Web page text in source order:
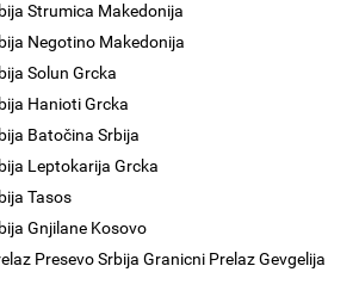
Strumica Makedonija
Negotino Makedonija
Solun Grcka
Hanioti Grcka
Batočina Srbija
Leptokarija Grcka
Tasos
Gnjilane Kosovo
Presevo Srbija Granicni Prelaz Gevgelija